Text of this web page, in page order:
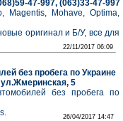
47-997, (063)33-47-997
Magentis, Mohave, Optima,
оригинал и Б/У, все для
22/11/2017 06:09
без пробега по Украине
ул.Жмеринская, 5
без пробега по
26/04/2017 14:47